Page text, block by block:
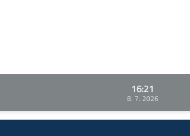
16:21
8. 7. 2026